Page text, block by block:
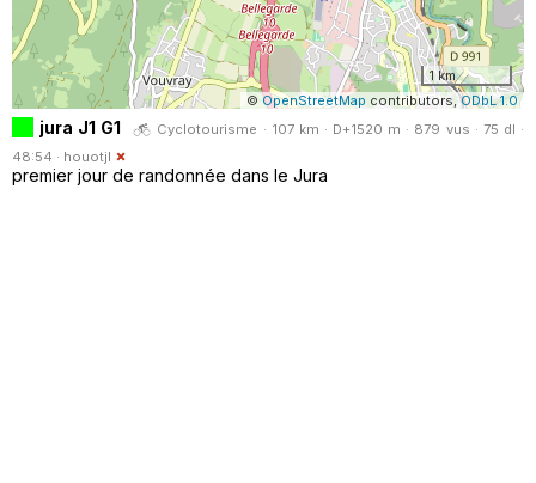
1 km
© OpenStreetMap contributors,ODbL 1.0
jura J1 G1
Cyclotourisme · 107 km · D+1520 m · 879 vus · 75 dl ·
48:54 · houotjl
premier jour de randonnée dans le Jura